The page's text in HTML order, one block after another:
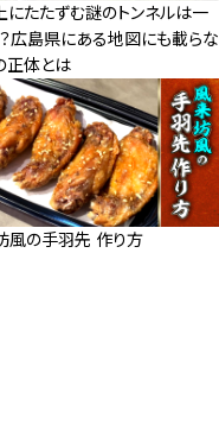
にたたずむ謎のトンネルは一
広島県にある地図にも載らな
正体とは
風の手羽先 作り方